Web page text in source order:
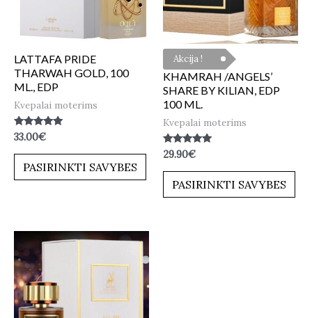
LATTAFA PRIDE
THARWAH GOLD, 100
ML., EDP
Kvepalai moterims
Įvertinimas:
5.00
iš 5
33.00€
PASIRINKTI SAVYBES
Akcija !
KHAMRAH /ANGELS’
SHARE BY KILIAN, EDP
100 ML.
Kvepalai moterims
Įvertinimas:
4.80
iš 5
29.90€
PASIRINKTI SAVYBES